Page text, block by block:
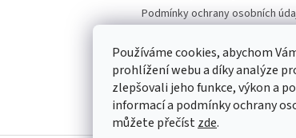
Používáme cookies, abychom
prohlížení webu a díky analýze
zlepšovali jeho funkce, výkon a
informací a podmínky ochrany
můžete přečístzde.
Podmínky ochrany osobních